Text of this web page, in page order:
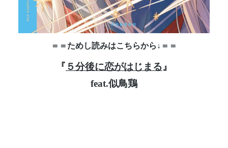
＝＝ためし読みはこちらから↓＝＝
『 ５分後に恋がはじまる』
feat.似鳥鶏